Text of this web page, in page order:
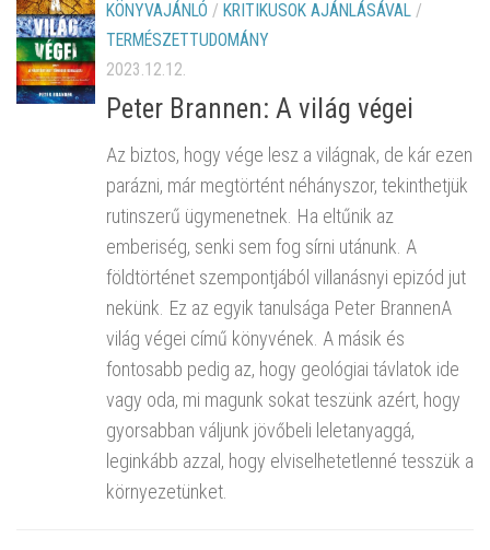
KÖNYVAJÁNLÓ / KRITIKUSOK AJÁNLÁSÁVAL /
TERMÉSZETTUDOMÁNY
2023.12.12.
Peter Brannen: A világ végei
Az biztos, hogy vége lesz a világnak, de kár ezen
parázni, már megtörtént néhányszor, tekinthetjük
rutinszerű ügymenetnek. Ha eltűnik az
emberiség, senki sem fog sírni utánunk. A
földtörténet szempontjából villanásnyi epizód jut
nekünk. Ez az egyik tanulsága Peter BrannenA
világ végei című könyvének. A másik és
fontosabb pedig az, hogy geológiai távlatok ide
vagy oda, mi magunk sokat teszünk azért, hogy
gyorsabban váljunk jövőbeli leletanyaggá,
leginkább azzal, hogy elviselhetetlenné tesszük a
környezetünket.